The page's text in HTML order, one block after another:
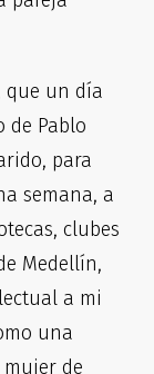
que un día
de Pablo
para
semana, a
clubes
Medellín,
a mi
una
de